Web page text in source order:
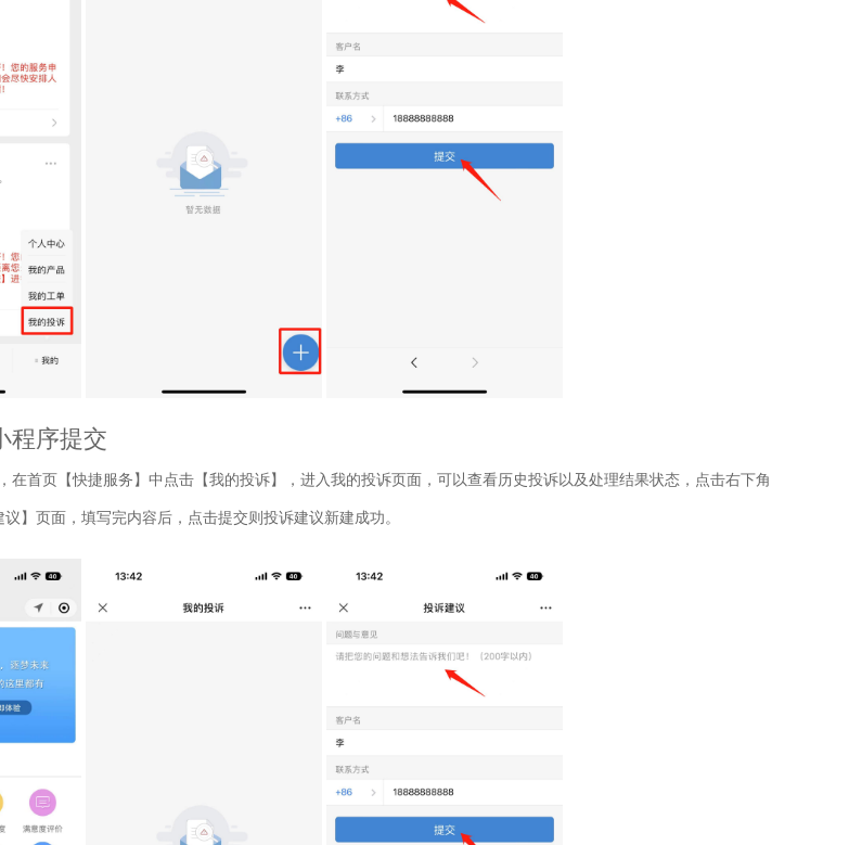
程序提交
在首页【快捷服务】中点击【我的投诉】，进入我的投诉页面，可以查看历史投诉以及处理结果状态，点击右下角
议】页面，填写完内容后，点击提交则投诉建议新建成功。